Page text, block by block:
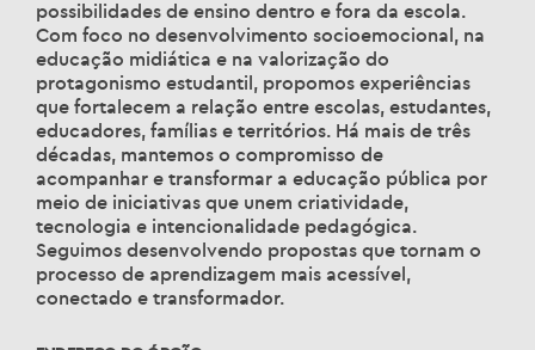
possibilidades de ensino dentro e fora da escola.
Com foco no desenvolvimento socioemocional, na
educação midiática e na valorização do
protagonismo estudantil, propomos experiências
que fortalecem a relação entre escolas, estudantes,
educadores, famílias e territórios. Há mais de três
décadas, mantemos o compromisso de
acompanhar e transformar a educação pública por
meio de iniciativas que unem criatividade,
tecnologia e intencionalidade pedagógica.
Seguimos desenvolvendo propostas que tornam o
processo de aprendizagem mais acessível,
conectado e transformador.